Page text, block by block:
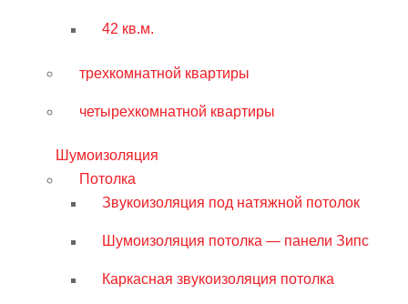
42 кв.м.
трехкомнатной квартиры
четырехкомнатной квартиры
Шумоизоляция
Потолка
Звукоизоляция под натяжной потолок
Шумоизоляция потолка — панели Зипс
Каркасная звукоизоляция потолка